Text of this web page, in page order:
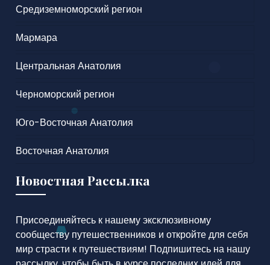
Средиземноморский регион
Мармара
Центральная Анатолия
Черноморский регион
Юго-Восточная Анатолия
Восточная Анатолия
Новостная Рассылка
Присоединяйтесь к нашему эксклюзивному
сообществу путешественников и откройте для себя
мир страсти к путешествиям! Подпишитесь на нашу